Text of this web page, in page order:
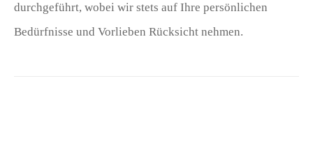
durchgeführt, wobei wir stets auf Ihre persönlichen
Bedürfnisse und Vorlieben Rücksicht nehmen.